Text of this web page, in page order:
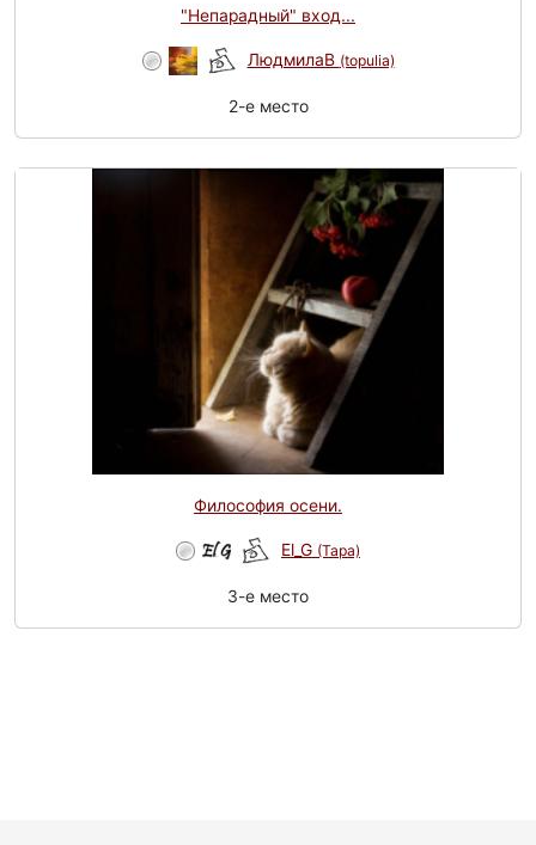
"Непарадный" вход...
ЛюдмилаВ (topulia)
2-e место
Философия осени.
El_G (Tapa)
3-e место